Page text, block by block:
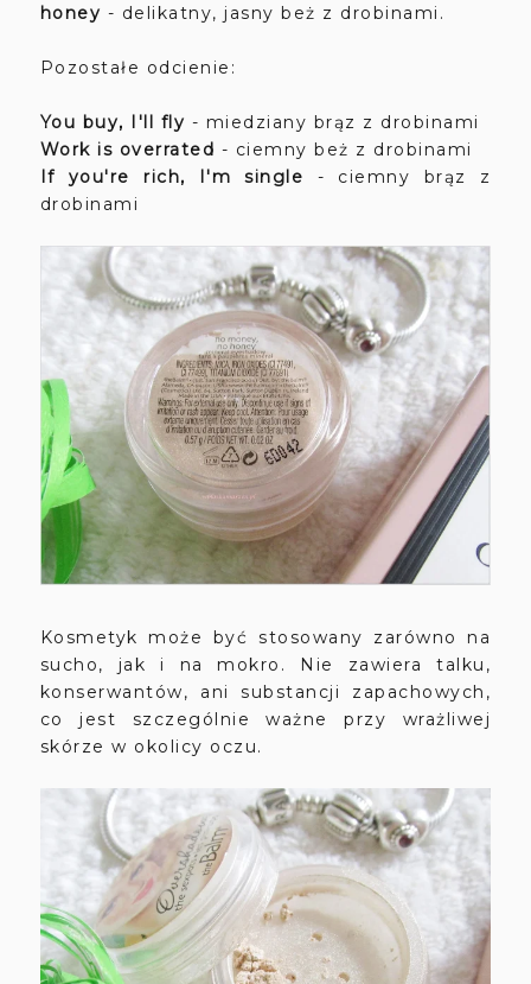
honey - delikatny, jasny beż z drobinami.
Pozostałe odcienie:
You buy, I'll fly - miedziany brąz z drobinami
Work is overrated - ciemny beż z drobinami
If you're rich, I'm single - ciemny brąz z
drobinami
Kosmetyk może być stosowany zarówno na
sucho, jak i na mokro. Nie zawiera talku,
konserwantów, ani substancji zapachowych,
co jest szczególnie ważne przy wrażliwej
skórze w okolicy oczu.